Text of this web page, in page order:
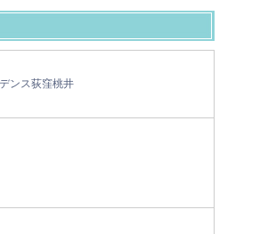
ンス荻窪桃井